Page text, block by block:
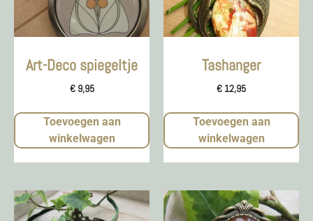
Art-Deco spiegeltje
€9,95
Toevoegen aan
winkelwagen
Tashanger
€ 12,95
Toevoegen aan
winkelwagen